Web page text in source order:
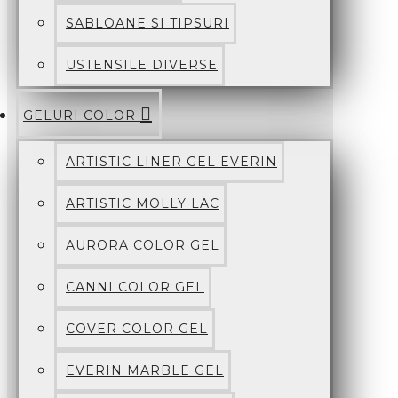
SABLOANE SI TIPSURI
USTENSILE DIVERSE
GELURI COLOR
ARTISTIC LINER GEL EVERIN
ARTISTIC MOLLY LAC
AURORA COLOR GEL
CANNI COLOR GEL
COVER COLOR GEL
EVERIN MARBLE GEL